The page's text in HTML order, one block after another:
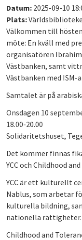
Datum: 2025-09-10
Plats:
Välkommen till
möte: En kväll med
organisatören
Västbanken, samt
Västbanken med
Samtalet är på
Onsdagen 10
18.00-20.00
Solidaritetshuset,
Det kommer finnas
YCC och Childhood
YCC är ett kulturellt
Nablus, som arbetar
kulturella bildning,
nationella rättigheter.
Childhood and